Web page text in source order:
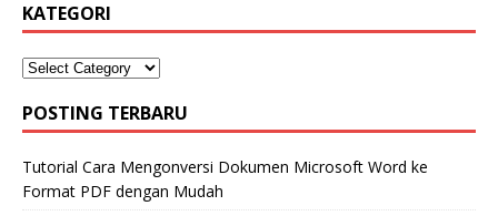
KATEGORI
POSTING TERBARU
Tutorial Cara Mengonversi Dokumen Microsoft Word ke
Format PDF dengan Mudah